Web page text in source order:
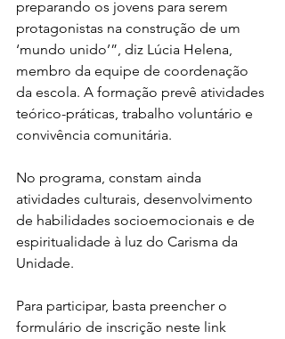
preparando os jovens para serem
protagonistas na construção de um
‘mundo unido’”, diz Lúcia Helena,
membro da equipe de coordenação
da escola. A formação prevê atividades
teórico-práticas, trabalho voluntário e
convivência comunitária.
No programa, constam ainda
atividades culturais, desenvolvimento
de habilidades socioemocionais e de
espiritualidade à luz do Carisma da
Unidade.
Para participar, basta preencher o
formulário de inscrição neste link